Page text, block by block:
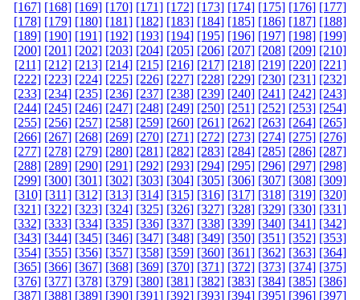
[167] [168] [169] [170] [171] [172] [173] [174] [175] [176] [177]
[178] [179] [180] [181] [182] [183] [184] [185] [186] [187] [188]
[189] [190] [191] [192] [193] [194] [195] [196] [197] [198] [199]
[200] [201] [202] [203] [204] [205] [206] [207] [208] [209] [210]
[211] [212] [213] [214] [215] [216] [217] [218] [219] [220] [221]
[222] [223] [224] [225] [226] [227] [228] [229] [230] [231] [232]
[233] [234] [235] [236] [237] [238] [239] [240] [241] [242] [243]
[244] [245] [246] [247] [248] [249] [250] [251] [252] [253] [254]
[255] [256] [257] [258] [259] [260] [261] [262] [263] [264] [265]
[266] [267] [268] [269] [270] [271] [272] [273] [274] [275] [276]
[277] [278] [279] [280] [281] [282] [283] [284] [285] [286] [287]
[288] [289] [290] [291] [292] [293] [294] [295] [296] [297] [298]
[299] [300] [301] [302] [303] [304] [305] [306] [307] [308] [309]
[310] [311] [312] [313] [314] [315] [316] [317] [318] [319] [320]
[321] [322] [323] [324] [325] [326] [327] [328] [329] [330] [331]
[332] [333] [334] [335] [336] [337] [338] [339] [340] [341] [342]
[343] [344] [345] [346] [347] [348] [349] [350] [351] [352] [353]
[354] [355] [356] [357] [358] [359] [360] [361] [362] [363] [364]
[365] [366] [367] [368] [369] [370] [371] [372] [373] [374] [375]
[376] [377] [378] [379] [380] [381] [382] [383] [384] [385] [386]
[387] [388] [389] [390] [391] [392] [393] [394] [395] [396] [397]